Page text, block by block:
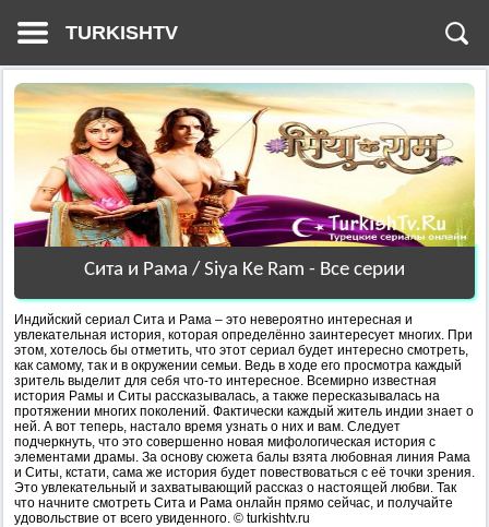
TURKISHTV
Сита и Рама / Siya Ke Ram - Все серии
Индийский сериал Сита и Рама – это невероятно интересная и
увлекательная история, которая определённо заинтересует многих. При
этом, хотелось бы отметить, что этот сериал будет интересно смотреть,
как самому, так и в окружении семьи. Ведь в ходе его просмотра каждый
зритель выделит для себя что-то интересное. Всемирно известная
история Рамы и Ситы рассказывалась, а также пересказывалась на
протяжении многих поколений. Фактически каждый житель индии знает о
ней. А вот теперь, настало время узнать о них и вам. Следует
подчеркнуть, что это совершенно новая мифологическая история с
элементами драмы. За основу сюжета балы взята любовная линия Рама
и Ситы, кстати, сама же история будет повествоваться с её точки зрения.
Это увлекательный и захватывающий рассказ о настоящей любви. Так
что начните смотреть Сита и Рама онлайн прямо сейчас, и получайте
удовольствие от всего увиденного. © turkishtv.ru